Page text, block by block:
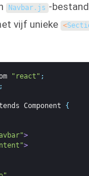
Navbar . js -
vijf unieke <
"react" ;
;
Component
{
>
>